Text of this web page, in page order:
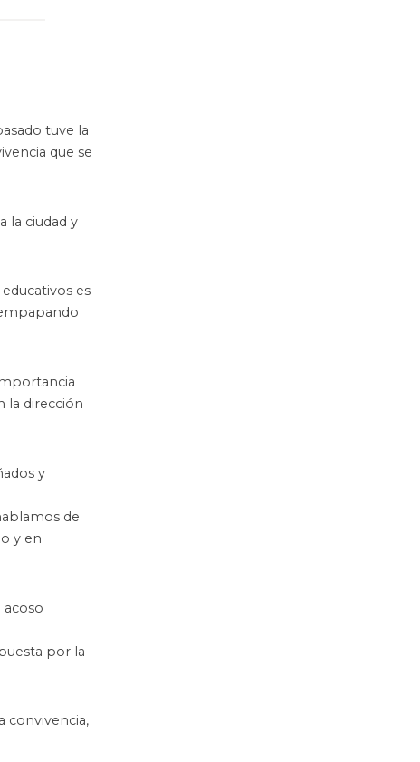
tuve la
que se
la ciudad y
es
la dirección
y
de
y en
por la
convivencia,